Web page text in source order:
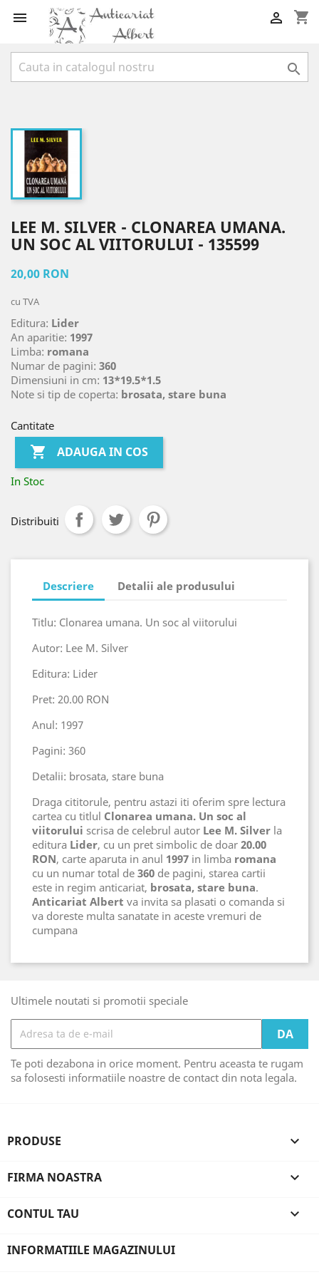
 shopping_cart


LEE M. SILVER - CLONAREA UMANA.
UN SOC AL VIITORULUI - 135599
20,00 RON
cu TVA
Editura: Lider
An aparitie: 1997
Limba: romana
Numar de pagini: 360
Dimensiuni in cm: 13*19.5*1.5
Note si tip de coperta: brosata, stare buna
Cantitate
 ADAUGA IN COS
In Stoc
Distribuiti
Descriere Detalii ale produsului
Titlu: Clonarea umana. Un soc al viitorului
Autor: Lee M. Silver
Editura: Lider
Pret: 20.00 RON
Anul: 1997
Pagini: 360
Detalii: brosata, stare buna
Draga cititorule, pentru astazi iti oferim spre lectura
cartea cu titlul Clonarea umana. Un soc al
viitorului scrisa de celebrul autor Lee M. Silver la
editura Lider, cu un pret simbolic de doar 20.00
RON, carte aparuta in anul 1997 in limba romana
cu un numar total de 360 de pagini, starea cartii
este in regim anticariat, brosata, stare buna.
Anticariat Albert va invita sa plasati o comanda si
va doreste multa sanatate in aceste vremuri de
cumpana
Ultimele noutati si promotii speciale
Te poti dezabona in orice moment. Pentru aceasta te rugam
sa folosesti informatiile noastre de contact din nota legala.
PRODUSE 
FIRMA NOASTRA 
CONTUL TAU 
INFORMATIILE MAGAZINULUI